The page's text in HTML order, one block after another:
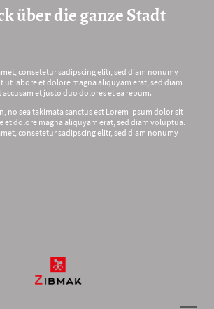
über die ganze Stadt
consetetur sadipscing elitr, sed diam nonumy
labore et dolore magna aliquyam erat, sed diam
et justo duo dolores et ea rebum.
no sea takimata sanctus est Lorem ipsum dolor sit
et dolore magna aliquyam erat, sed diam voluptua.
consetetur sadipscing elitr, sed diam nonumy